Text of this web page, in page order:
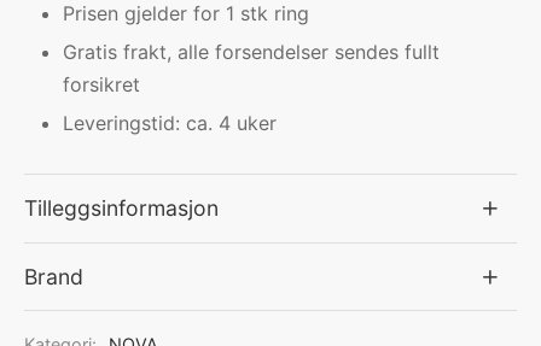
Prisen gjelder for 1 stk ring
Gratis frakt, alle forsendelser sendes fullt
forsikret
Leveringstid: ca. 4 uker
Tilleggsinformasjon
Brand